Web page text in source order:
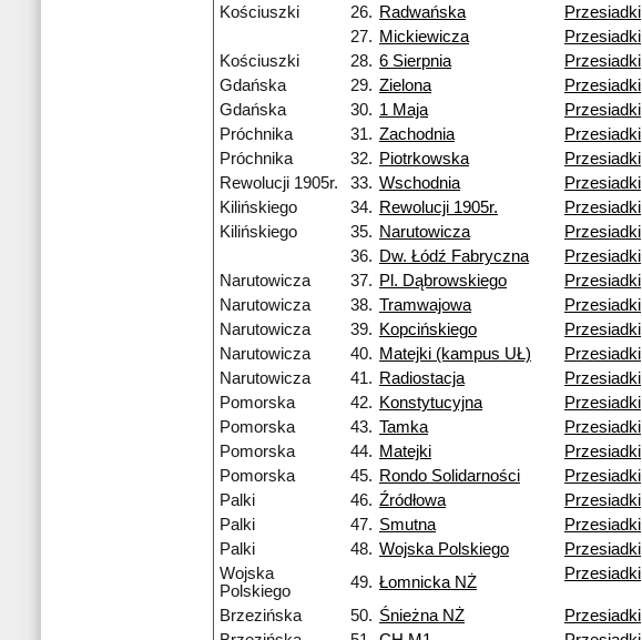
Kościuszki
26. Radwańska
Przesiadki
27. Mickiewicza
Przesiadki
Kościuszki
28. 6 Sierpnia
Przesiadki
Gdańska
29. Zielona
Przesiadki
Gdańska
30. 1 Maja
Przesiadki
Próchnika
31. Zachodnia
Przesiadki
Próchnika
32. Piotrkowska
Przesiadki
Rewolucji 1905r.
33. Wschodnia
Przesiadki
Kilińskiego
34. Rewolucji 1905r.
Przesiadki
Kilińskiego
35. Narutowicza
Przesiadki
36. Dw. Łódź Fabryczna
Przesiadki
Narutowicza
37. Pl. Dąbrowskiego
Przesiadki
Narutowicza
38. Tramwajowa
Przesiadki
Narutowicza
39. Kopcińskiego
Przesiadki
Narutowicza
40. Matejki (kampus UŁ)
Przesiadki
Narutowicza
41. Radiostacja
Przesiadki
Pomorska
42. Konstytucyjna
Przesiadki
Pomorska
43. Tamka
Przesiadki
Pomorska
44. Matejki
Przesiadki
Pomorska
45. Rondo Solidarności
Przesiadki
Palki
46. Źródłowa
Przesiadki
Palki
47. Smutna
Przesiadki
Palki
48. Wojska Polskiego
Przesiadki
Wojska
Polskiego
49. Łomnicka NŻ Przesiadki
Brzezińska 50. Śnieżna NŻ
Przesiadki